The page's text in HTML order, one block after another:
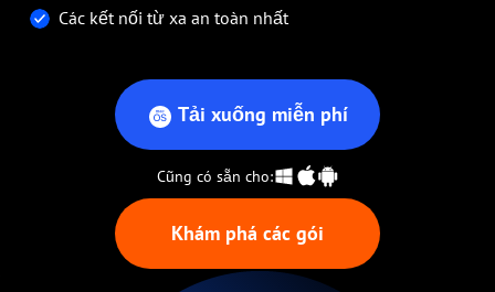
Các kết nối từ xa an toàn nhất
Tải xuống miễn phí
Cũng có sẵn cho:
Khám phá các gói